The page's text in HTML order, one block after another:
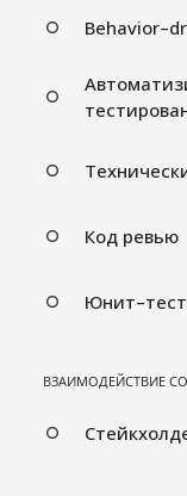
Код ревью
ВЗАИМОДЕЙСТВИЕ